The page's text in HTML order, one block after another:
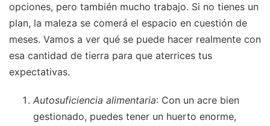
opciones, pero también mucho trabajo. Si no tienes un
plan, la maleza se comerá el espacio en cuestión de
meses. Vamos a ver qué se puede hacer realmente con
esa cantidad de tierra para que aterrices tus
expectativas.
Autosuficiencia alimentaria: Con un acre bien
gestionado, puedes tener un huerto enorme,